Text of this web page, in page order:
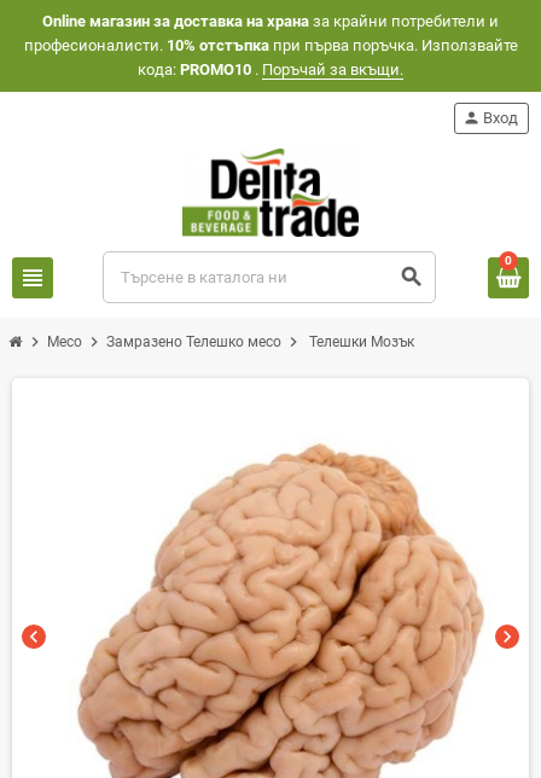
Оnline магазин за доставка на храна за крайни потребители и
професионалисти. 10% отстъпкапри първа поръчка. Използвайте
кода: PROMO10 . Поръчай за вкъщи.
view_headline search
person Вход
0
chevron_right Месо chevron_right Замразено Телешко месо chevron_right Телешки Мозък
chevron_left chevron_right